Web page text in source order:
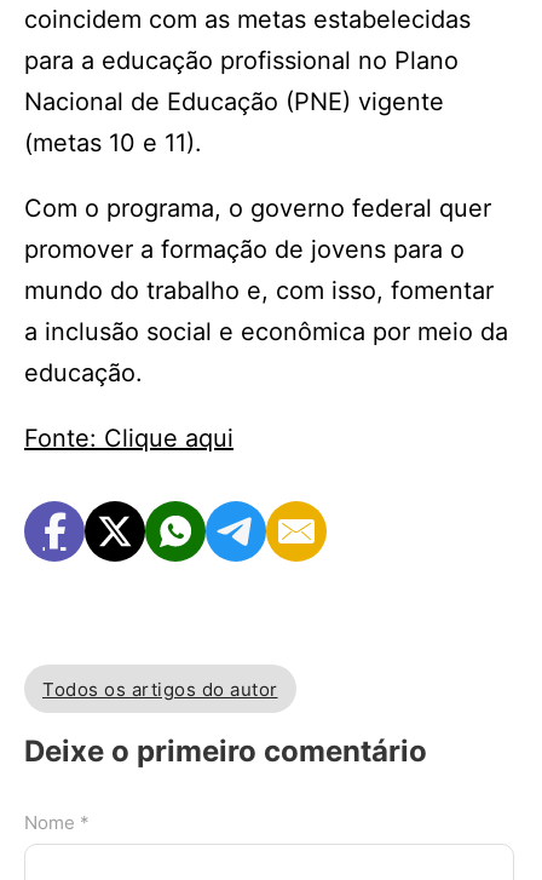
coincidem com as metas estabelecidas
para a educação profissional no Plano
Nacional de Educação (PNE) vigente
(metas 10 e 11).
Com o programa, o governo federal quer
promover a formação de jovens para o
mundo do trabalho e, com isso, fomentar
a inclusão social e econômica por meio da
educação.
Fonte: Clique aqui
Todos os artigos do autor
Deixe o primeiro comentário
Nome *